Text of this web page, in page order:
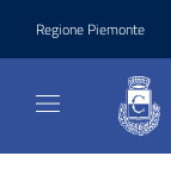
Regione Piemonte